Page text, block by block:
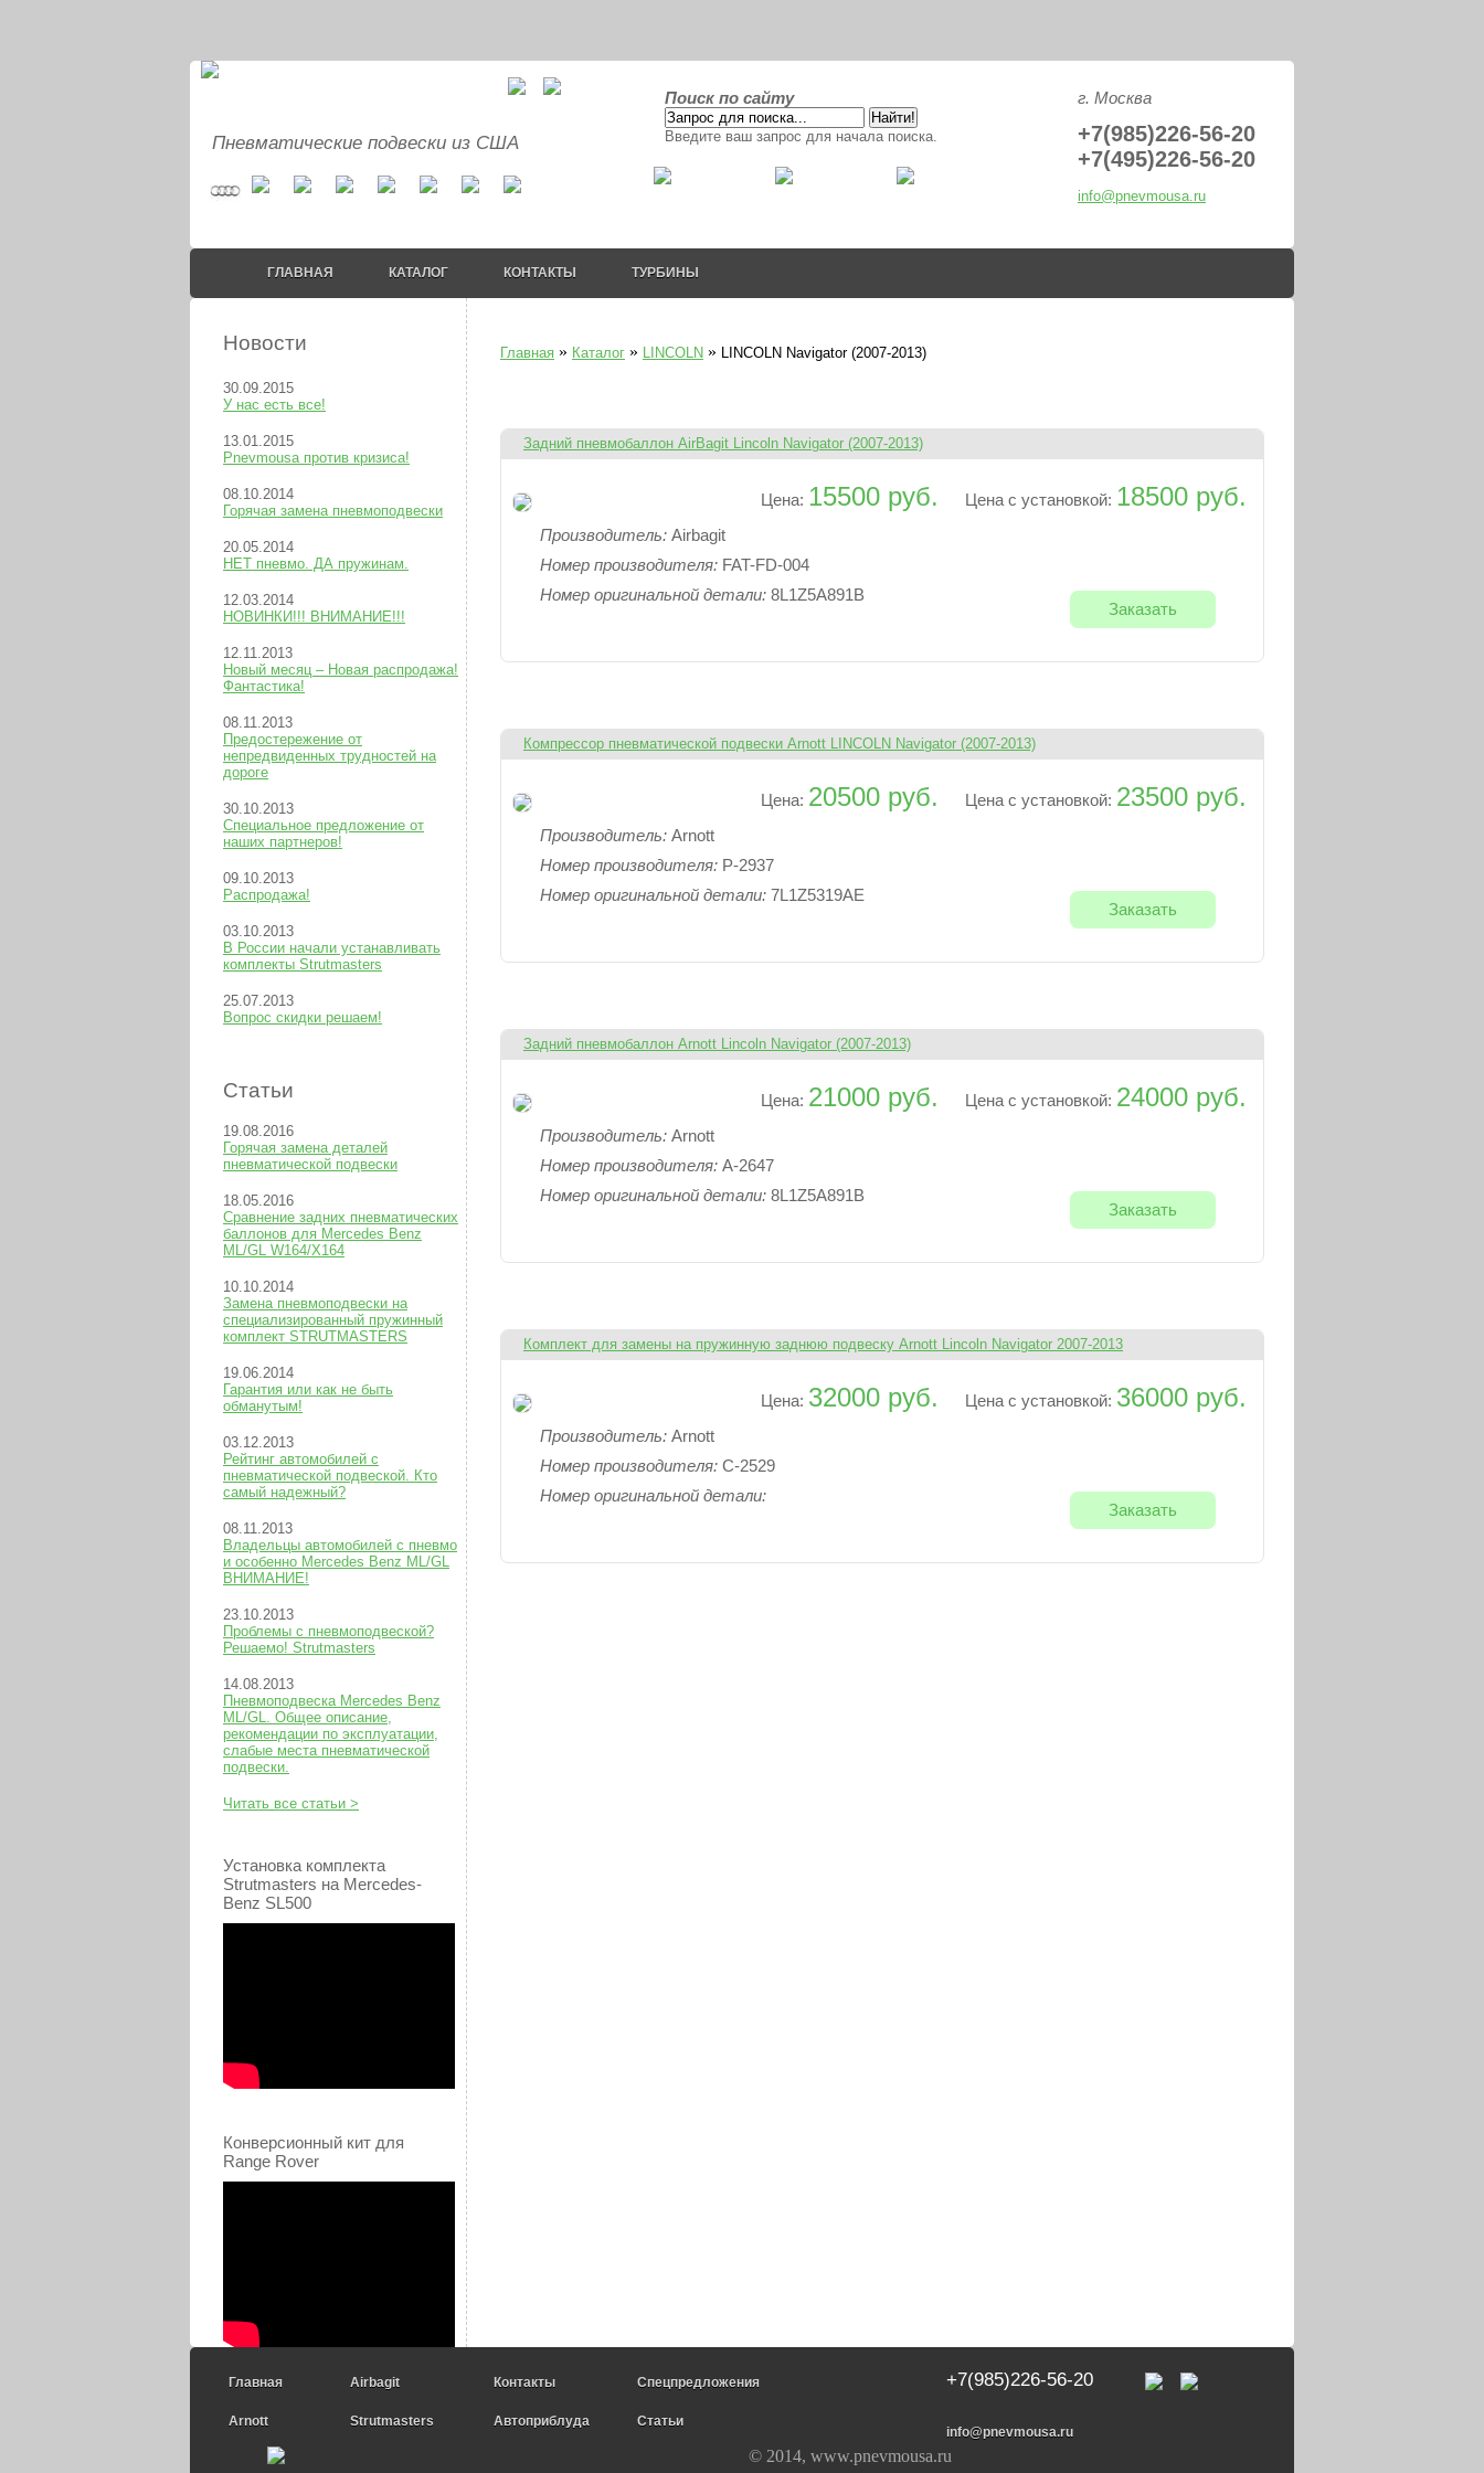
Пневматические подвески из США
Поиск по сайту
Введите ваш запрос для начала поиска.
г. Москва
+7(985)226-56-20
+7(495)226-56-20
info@pnevmousa.ru
ГЛАВНАЯ КАТАЛОГ КОНТАКТЫ ТУРБИНЫ
Новости
30.09.2015
У нас есть все!
13.01.2015
Pnevmousa против кризиса!
08.10.2014
Горячая замена пневмоподвески
20.05.2014
НЕТ пневмо. ДА пружинам.
12.03.2014
НОВИНКИ!!! ВНИМАНИЕ!!!
12.11.2013
Новый месяц – Новая распродажа!
Фантастика!
08.11.2013
Предостережение от
непредвиденных трудностей на
дороге
30.10.2013
Специальное предложение от
наших партнеров!
09.10.2013
Распродажа!
03.10.2013
В России начали устанавливать
комплекты Strutmasters
25.07.2013
Вопрос скидки решаем!
Статьи
19.08.2016
Горячая замена деталей
пневматической подвески
18.05.2016
Сравнение задних пневматических
баллонов для Mercedes Benz
ML/GL W164/X164
10.10.2014
Замена пневмоподвески на
специализированный пружинный
комплект STRUTMASTERS
19.06.2014
Гарантия или как не быть
обманутым!
03.12.2013
Рейтинг автомобилей с
пневматической подвеской. Кто
самый надежный?
08.11.2013
Владельцы автомобилей с пневмо
и особенно Mercedes Benz ML/GL
ВНИМАНИЕ!
23.10.2013
Проблемы с пневмоподвеской?
Решаемо! Strutmasters
14.08.2013
Пневмоподвеска Mercedes Benz
ML/GL. Общее описание,
рекомендации по эксплуатации,
слабые места пневматической
подвески.
Читать все статьи >
Установка комплекта
Strutmasters на Mercedes-
Benz SL500
Конверсионный кит для
Range Rover
Главная » Каталог » LINCOLN » LINCOLN Navigator (2007-2013)
Задний пневмобаллон AirBagit Lincoln Navigator (2007-2013)
Цена: 15500 руб. Цена с установкой: 18500 руб.
Производитель: Airbagit
Номер производителя: FAT-FD-004
Номер оригинальной детали: 8L1Z5A891B
Заказать
Компрессор пневматической подвески Arnott LINCOLN Navigator (2007-2013)
Цена: 20500 руб. Цена с установкой: 23500 руб.
Производитель: Arnott
Номер производителя: P-2937
Номер оригинальной детали: 7L1Z5319AE
Заказать
Задний пневмобаллон Arnott Lincoln Navigator (2007-2013)
Цена: 21000 руб. Цена с установкой: 24000 руб.
Производитель: Arnott
Номер производителя: A-2647
Номер оригинальной детали: 8L1Z5A891B
Заказать
Комплект для замены на пружинную заднюю подвеску Arnott Lincoln Navigator 2007-2013
Цена: 32000 руб. Цена с установкой: 36000 руб.
Производитель: Arnott
Номер производителя: C-2529
Номер оригинальной детали:
Заказать
Главная Airbagit Контакты Спецпредложения
Arnott Strutmasters Автоприблуда Статьи
+7(985)226-56-20
info@pnevmousa.ru
© 2014, www.pnevmousa.ru